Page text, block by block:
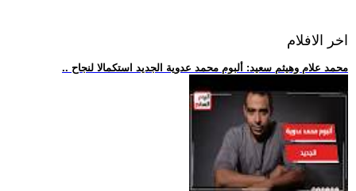
اخر الافلام
.. محمد علام وهيثم سعيد: ألبوم محمد عدوية الجديد استكمالا لنجاح